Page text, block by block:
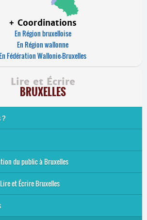
+ Coordinations
En Région bruxelloise
En Région wallonne
Fédération Wallonie-Bruxelles
Lire et Écrire
BRUXELLES
?
et illettrisme
populaire
et Écrire
du secteur à Bruxelles
27
à la plage…
Alpha bruxellois, mobilise-toi !
Alpha Forest de Lire et Écrire
du public à Bruxelles
?
nous ?
?
et Écrire Bruxelles